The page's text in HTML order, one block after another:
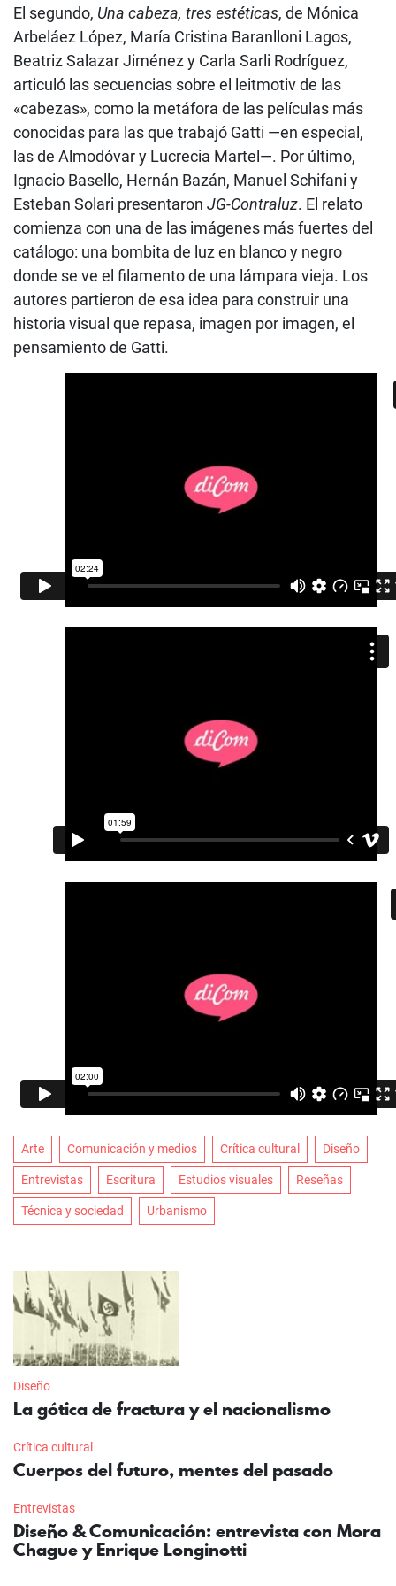
El segundo, Una cabeza, tres estéticas, de Mónica
Arbeláez López, María Cristina Baranlloni Lagos,
Beatriz Salazar Jiménez y Carla Sarli Rodríguez,
articuló las secuencias sobre el leitmotiv de las
«cabezas», como la metáfora de las películas más
conocidas para las que trabajó Gatti —en especial,
las de Almodóvar y Lucrecia Martel—. Por último,
Ignacio Basello, Hernán Bazán, Manuel Schifani y
Esteban Solari presentaron JG-Contraluz. El relato
comienza con una de las imágenes más fuertes del
catálogo: una bombita de luz en blanco y negro
donde se ve el filamento de una lámpara vieja. Los
autores partieron de esa idea para construir una
historia visual que repasa, imagen por imagen, el
pensamiento de Gatti.
Arte Comunicación y medios Crítica cultural Diseño
Entrevistas Escritura Estudios visuales Reseñas
Técnica y sociedad Urbanismo
Diseño
La gótica de fractura y el nacionalismo
Crítica cultural
Cuerpos del futuro, mentes del pasado
Entrevistas
Diseño & Comunicación: entrevista con Mora
Chague y Enrique Longinotti